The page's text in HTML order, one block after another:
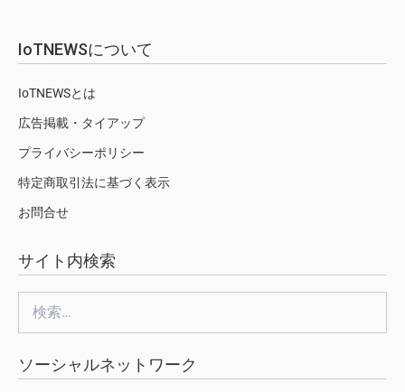
IoTNEWSについて
IoTNEWSとは
広告掲載・タイアップ
プライバシーポリシー
特定商取引法に基づく表示
お問合せ
サイト内検索
索:
ソーシャルネットワーク